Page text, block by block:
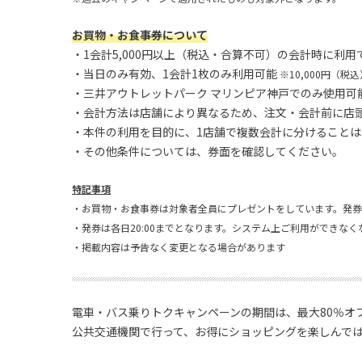
お買物・お食事券について
・1会計5,000円以上（税込・合算不可）の会計時に利用
・当日のみ有効、1会計1枚のみ利用可能 ※10,000円（税込
・三井アウトレットパーク マリンピア神戸でのみ使用可
・会計方法は店舗により異なるため、注文・会計前に店
・本件の利用を目的に、1店舗で複数会計に分けること
・その他条件については、券面を確認してください。
特記事項
・お買物・お食事券は対象者全員にプレゼントをしています。
・発券は各日20:00までとなります。システム上ご利用ができな
・掲載内容は予告なく変更となる場合があります
電車・バス乗りトクキャンペーンの期間は、最大80％
公共交通機関で行って、お得にショッピングを楽しんで